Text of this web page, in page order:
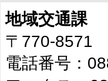
地域交通課
〒770-8571
電話番号：